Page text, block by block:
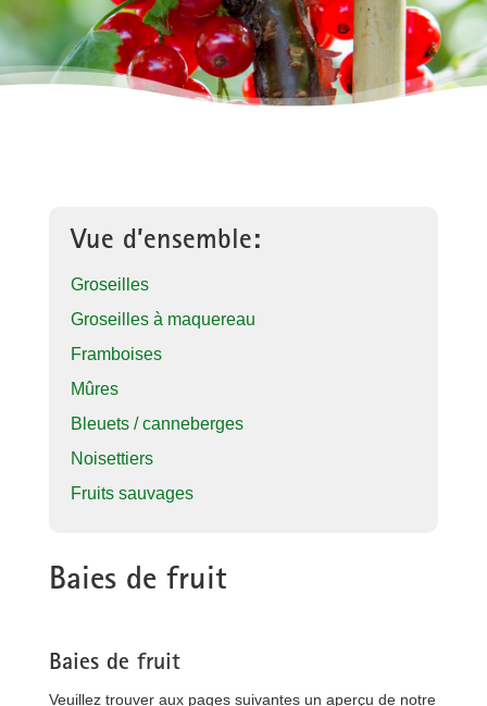
Vue d’ensemble:
Groseilles
Groseilles à maquereau
Framboises
Mûres
Bleuets / canneberges
Noisettiers
Fruits sauvages
Baies de fruit
Baies de fruit
Veuillez trouver aux pages suivantes un aperçu de notre